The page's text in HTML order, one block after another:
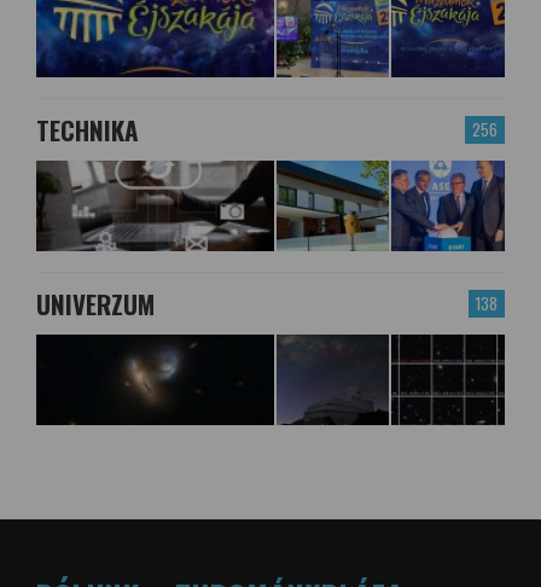
256
TECHNIKA
138
UNIVERZUM